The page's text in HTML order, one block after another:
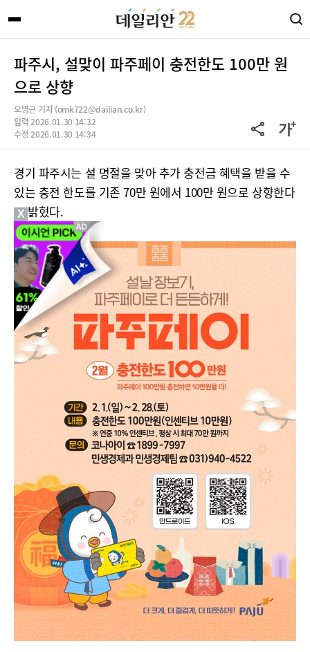
파주시, 설맞이 파주페이 충전한도 100만 원
으로 상향
오명근 기자 (omk722@dailian.co.kr)
입력 2026.01.30 14:32
수정 2026.01.30 14:34
경기 파주시는 설 명절을 맞아 추가 충전금 혜택을 받을 수
있는 충전 한도를 기존 70만 원에서 100만 원으로 상향한다
고 밝혔다.
X